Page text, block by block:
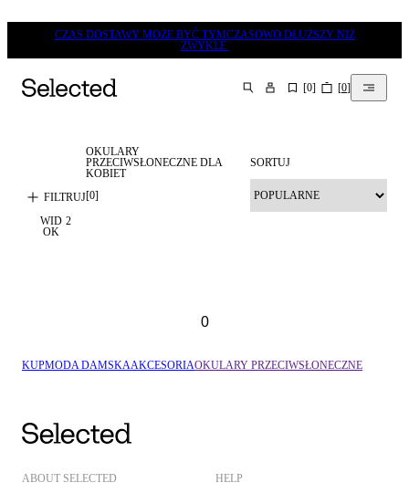
CZAS DOSTAWY MOŻE BYĆ TYMCZASOWO DŁUŻSZY NIŻ
ZWYKLE.
SZUKAJ [0] [0]
FILTRUJ
OKULARY
PRZECIWSŁONECZNE DLA
KOBIET
[0]
SORTUJ
WID
OK
2
0
KUPMODA DAMSKAAKCESORIAOKULARY PRZECIWSŁONECZNE
ABOUT SELECTED HELP